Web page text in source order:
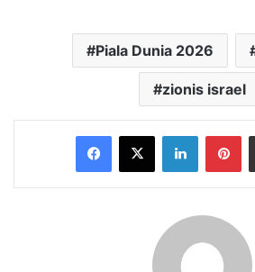
Piala Dunia 2026
zionis israel
Facebook
X LinkedIn